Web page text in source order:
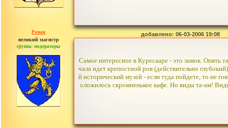
Роман
великий магистр
группа: модераторы
сообщений: 1557
добавлено: 06-03-2006 19:08
Самое интересное в Куресааре - это замок. Опять
чала идет крепостной ров (действительно
й исторический музей - если туда пойдете, то не
оложилось скромненькое кафе. Но виды та-ам!